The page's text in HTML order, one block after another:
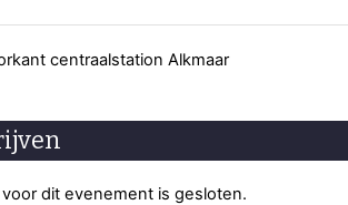
centraalstation Alkmaar
voor dit evenement is gesloten.